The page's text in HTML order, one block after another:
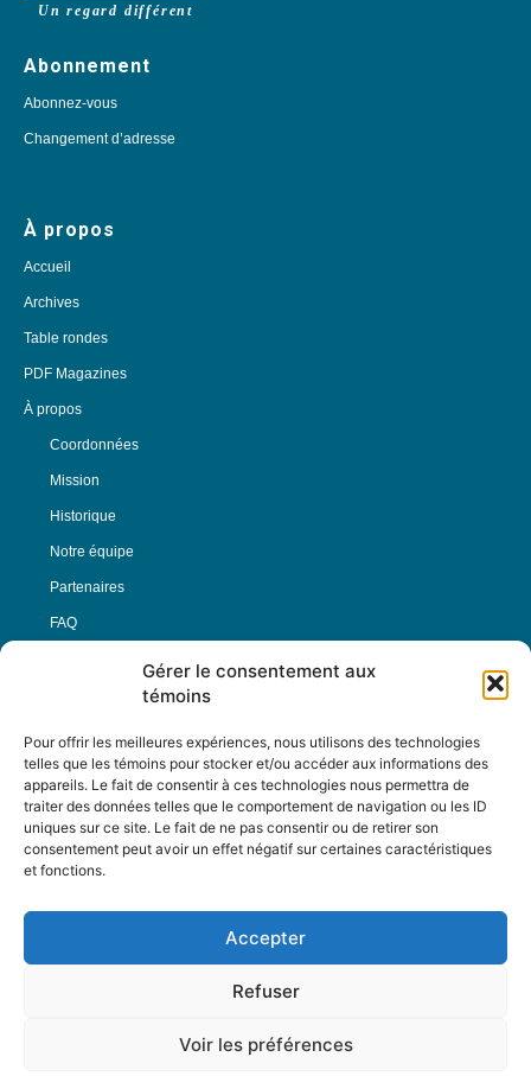
Gérer le consentement aux
témoins
Pour offrir les meilleures expériences, nous utilisons des technologies
telles que les témoins pour stocker et/ou accéder aux informations des
appareils. Le fait de consentir à ces technologies nous permettra de
traiter des données telles que le comportement de navigation ou les ID
uniques sur ce site. Le fait de ne pas consentir ou de retirer son
consentement peut avoir un effet négatif sur certaines caractéristiques
et fonctions.
Accepter
Refuser
Voir les préférences
Un regard différent
Abonnement
Abonnez-vous
Changement d’adresse
À propos
Accueil
Archives
Table rondes
PDF Magazines
À propos
Coordonnées
Mission
Historique
Notre équipe
Partenaires
FAQ
Nous Suivre
Contactez-nous :
12-3894 rue Sainte-Catherine Est,